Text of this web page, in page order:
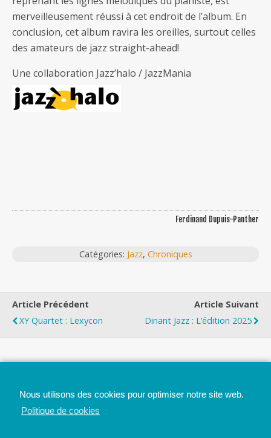
merveilleusement réussi à cet endroit de l’album. En
conclusion, cet album ravira les oreilles, surtout celles
des amateurs de jazz straight-ahead!
Une collaboration Jazz’halo / JazzMania
Ferdinand Dupuis-Panther
Catégories: Jazz, Chroniques
Article Précédent
XY Quartet : Lexycon
Article Suivant
Dinant Jazz : L’édition 2025
Nous utilisons des cookies pour optimiser notre site web.
Politique de cookies